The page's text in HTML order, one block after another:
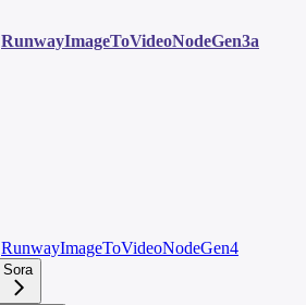
RunwayImageToVideoNodeGen3a
RunwayImageToVideoNodeGen4
Sora